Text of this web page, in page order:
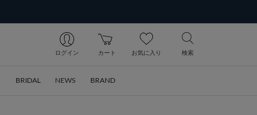
ログイン カート お気に入り 検索
BRIDAL NEWS BRAND